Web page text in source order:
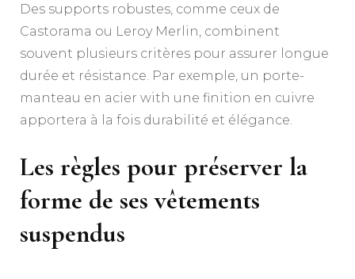
Des supports robustes, comme ceux de
Castorama ou Leroy Merlin, combinent
souvent plusieurs critères pour assurer longue
durée et résistance. Par exemple, un porte-
manteau en acier with une finition en cuivre
apportera à la fois durabilité et élégance.
Les règles pour préserver la
forme de ses vêtements
suspendus